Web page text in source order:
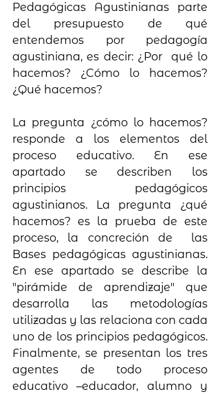
Pedagógicas Agustinianas parte
del presupuesto de qué
entendemos por pedagogía
agustiniana, es decir: ¿Por  qué lo
hacemos? ¿Cómo lo hacemos?
¿Qué hacemos?
La pregunta ¿cómo lo hacemos?
responde a los elementos del
proceso educativo. En ese
apartado se describen los
principios pedagógicos
agustinianos. La pregunta ¿qué
hacemos? es la prueba de este
proceso, la concreción de  las
Bases pedagógicas agustinianas.
En ese apartado se describe la
"pirámide de aprendizaje" que
desarrolla las metodologías
utilizadas y las relaciona con cada
uno de los principios pedagógicos.
Finalmente, se presentan los tres
agentes de todo proceso
educativo –educador, alumno y